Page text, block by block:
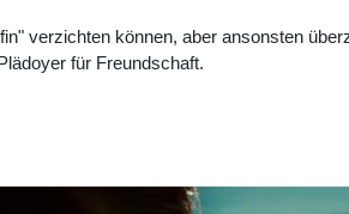
verzichten können, aber ansonsten
für Freundschaft.